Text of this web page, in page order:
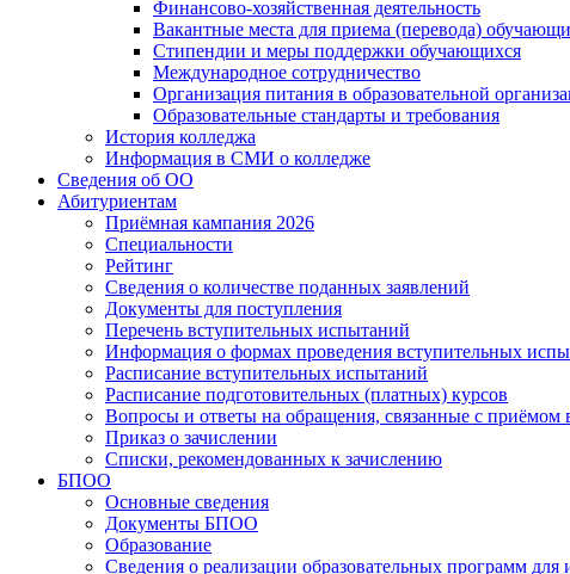
Финансово-хозяйственная деятельность
Вакантные места для приема (перевода)
Стипендии и меры поддержки обучающихся
Международное сотрудничество
Организация питания в образовательной
Образовательные стандарты и требования
История колледжа
Информация в СМИ о колледже
Сведения об ОО
Абитуриентам
Приёмная кампания 2026
Специальности
Рейтинг
Сведения о количестве поданных заявлений
Документы для поступления
Перечень вступительных испытаний
Информация о формах проведения вступительных
Расписание вступительных испытаний
Расписание подготовительных (платных) курсов
Вопросы и ответы на обращения, связанные с приёмом
Приказ о зачислении
Списки, рекомендованных к зачислению
БПОО
Основные сведения
Документы БПОО
Образование
Сведения о реализации образовательных программ